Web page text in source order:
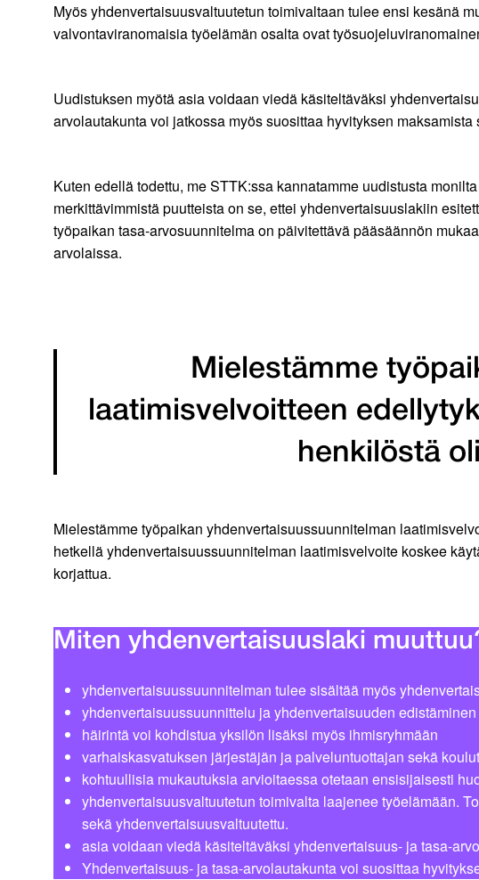
Myös yhdenvertaisuusvaltuutetun toimivaltaan tulee ensi kesänä
valvontaviranomaisia työelämän osalta ovat
Uudistuksen myötä asia voidaan viedä käsiteltäväksi
arvolautakunta voi jatkossa myös suosittaa hyvityksen
Kuten edellä todettu, me STTK:ssa kannatamme uudistusta
merkittävimmistä puutteista on se, ettei yhdenvertaisuuslakiin
työpaikan tasa-arvosuunnitelma on päivitettävä pääsäännön
arvolaissa.
Mielestämme
laatimisvelvoitteen
henkilöstä
Mielestämme työpaikan yhdenvertaisuussuunnitelman
hetkellä yhdenvertaisuussuunnitelman laatimisvelvoite koskee
korjattua.
Miten yhdenvertaisuuslaki
yhdenvertaisuussuunnitelman tulee sisältää myös
yhdenvertaisuussuunnittelu ja yhdenvertaisuuden
häirintä voi kohdistua yksilön lisäksi myös ihmisryhmään
varhaiskasvatuksen järjestäjän ja palveluntuottajan sekä
kohtuullisia mukautuksia arvioitaessa otetaan ensisijaisesti
yhdenvertaisuusvaltuutetun toimivalta laajenee työelämään.
sekä yhdenvertaisuusvaltuutettu.
asia voidaan viedä käsiteltäväksi yhdenvertaisuus- ja tasa-
Yhdenvertaisuus- ja tasa-arvolautakunta voi suosittaa